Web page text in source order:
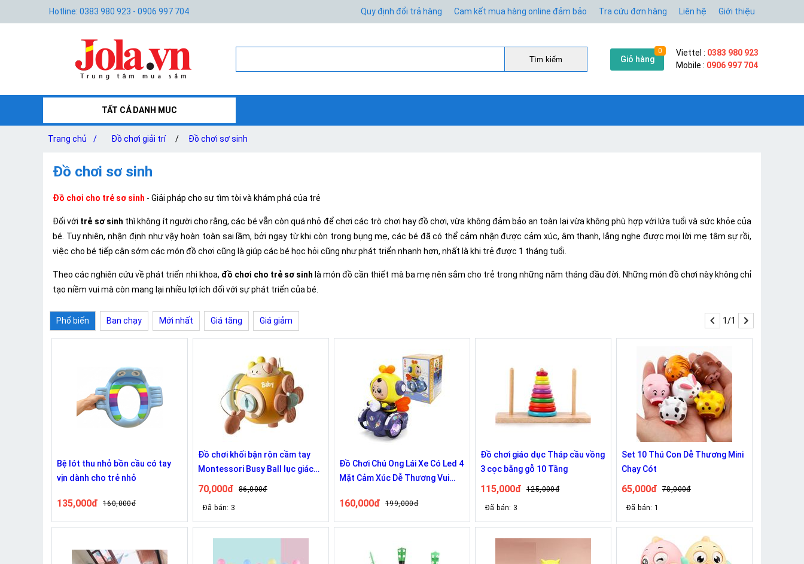
Hotline: 0383 980 923 - 0906 997 704 Quy định đổi trả hàng Cam kết mua hàng online đảm bảo Tra cứu đơn hàng Liên hệ Giới thiệu
Tìm kiếm Giỏ hàng
0 Viettel : 0383 980 923
Mobile : 0906 997 704
TẤT CẢ DANH MUC
Trang chủ / Đồ chơi giải trí / Đồ chơi sơ sinh
Đồ chơi sơ sinh
Đồ chơi cho trẻ sơ sinh - Giải pháp cho sự tìm tòi và khám phá của trẻ
Đối với trẻ sơ sinh thì không ít người cho rằng, các bé vẫn còn quá nhỏ để chơi các trò chơi hay đồ chơi, vừa không đảm bảo an toàn lại vừa không phù hợp với lứa tuổi và sức khỏe của
bé. Tuy nhiên, nhận định như vậy hoàn toàn sai lầm, bởi ngay từ khi còn trong bụng mẹ, các bé đã có thể cảm nhận được cảm xúc, âm thanh, lắng nghe được mọi lời mẹ tâm sự rồi,
việc cho bé tiếp cận sớm các món đồ chơi cũng là giúp các bé học hỏi cũng như phát triển nhanh hơn, nhất là khi trẻ được 1 tháng tuổi.
Theo các nghiên cứu về phát triển nhi khoa, đồ chơi cho trẻ sơ sinh là món đồ cần thiết mà ba mẹ nên sắm cho trẻ trong những năm tháng đầu đời. Những món đồ chơi này không chỉ
tạo niềm vui mà còn mang lại nhiều lợi ích đối với sự phát triển của bé.
Phổ biến Ban chạy Mới nhất Giá tăng Giá giảm 1/1
Bệ lót thu nhỏ bồn cầu có tay
vịn dành cho trẻ nhỏ
135,000đ 160,000đ
Đồ chơi khối bận rộn cầm tay
Montessori Busy Ball lục giác
6in1 cho bé phát triển trí tuệ,
70,000đ 86,000đ
Đã bán: 3
Đồ Chơi Chú Ong Lái Xe Có Led 4
Mặt Cảm Xúc Dễ Thương Vui
160,000đ 199,000đ
Đồ chơi giáo dục Tháp cầu vồng
3 cọc bằng gỗ 10 Tầng
115,000đ 125,000đ
Đã bán: 3
Set 10 Thú Con Dễ Thương Mini
Chạy Cót
65,000đ 78,000đ
Đã bán: 1